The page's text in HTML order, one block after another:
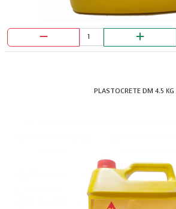
ALAMBRE GALVANIZADO C-18
PLASTOCRETE DM 4.5 KG